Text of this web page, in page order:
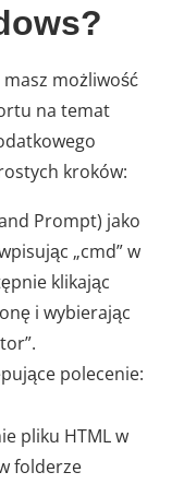
masz możliwość
na temat
kroków:
Prompt) jako
„cmd” w
klikając
i wybierając
polecenie:
pliku HTML w
folderze